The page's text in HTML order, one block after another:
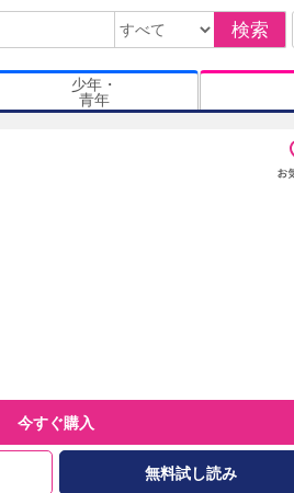
検索
少年・
青年
今すぐ購入
無料試し読み